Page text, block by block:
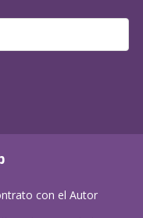
con el Autor